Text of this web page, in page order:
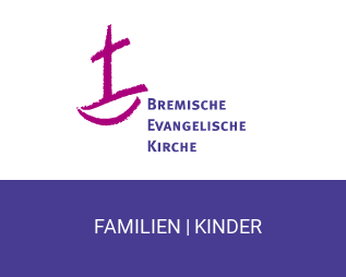
FAMILIEN | KINDER